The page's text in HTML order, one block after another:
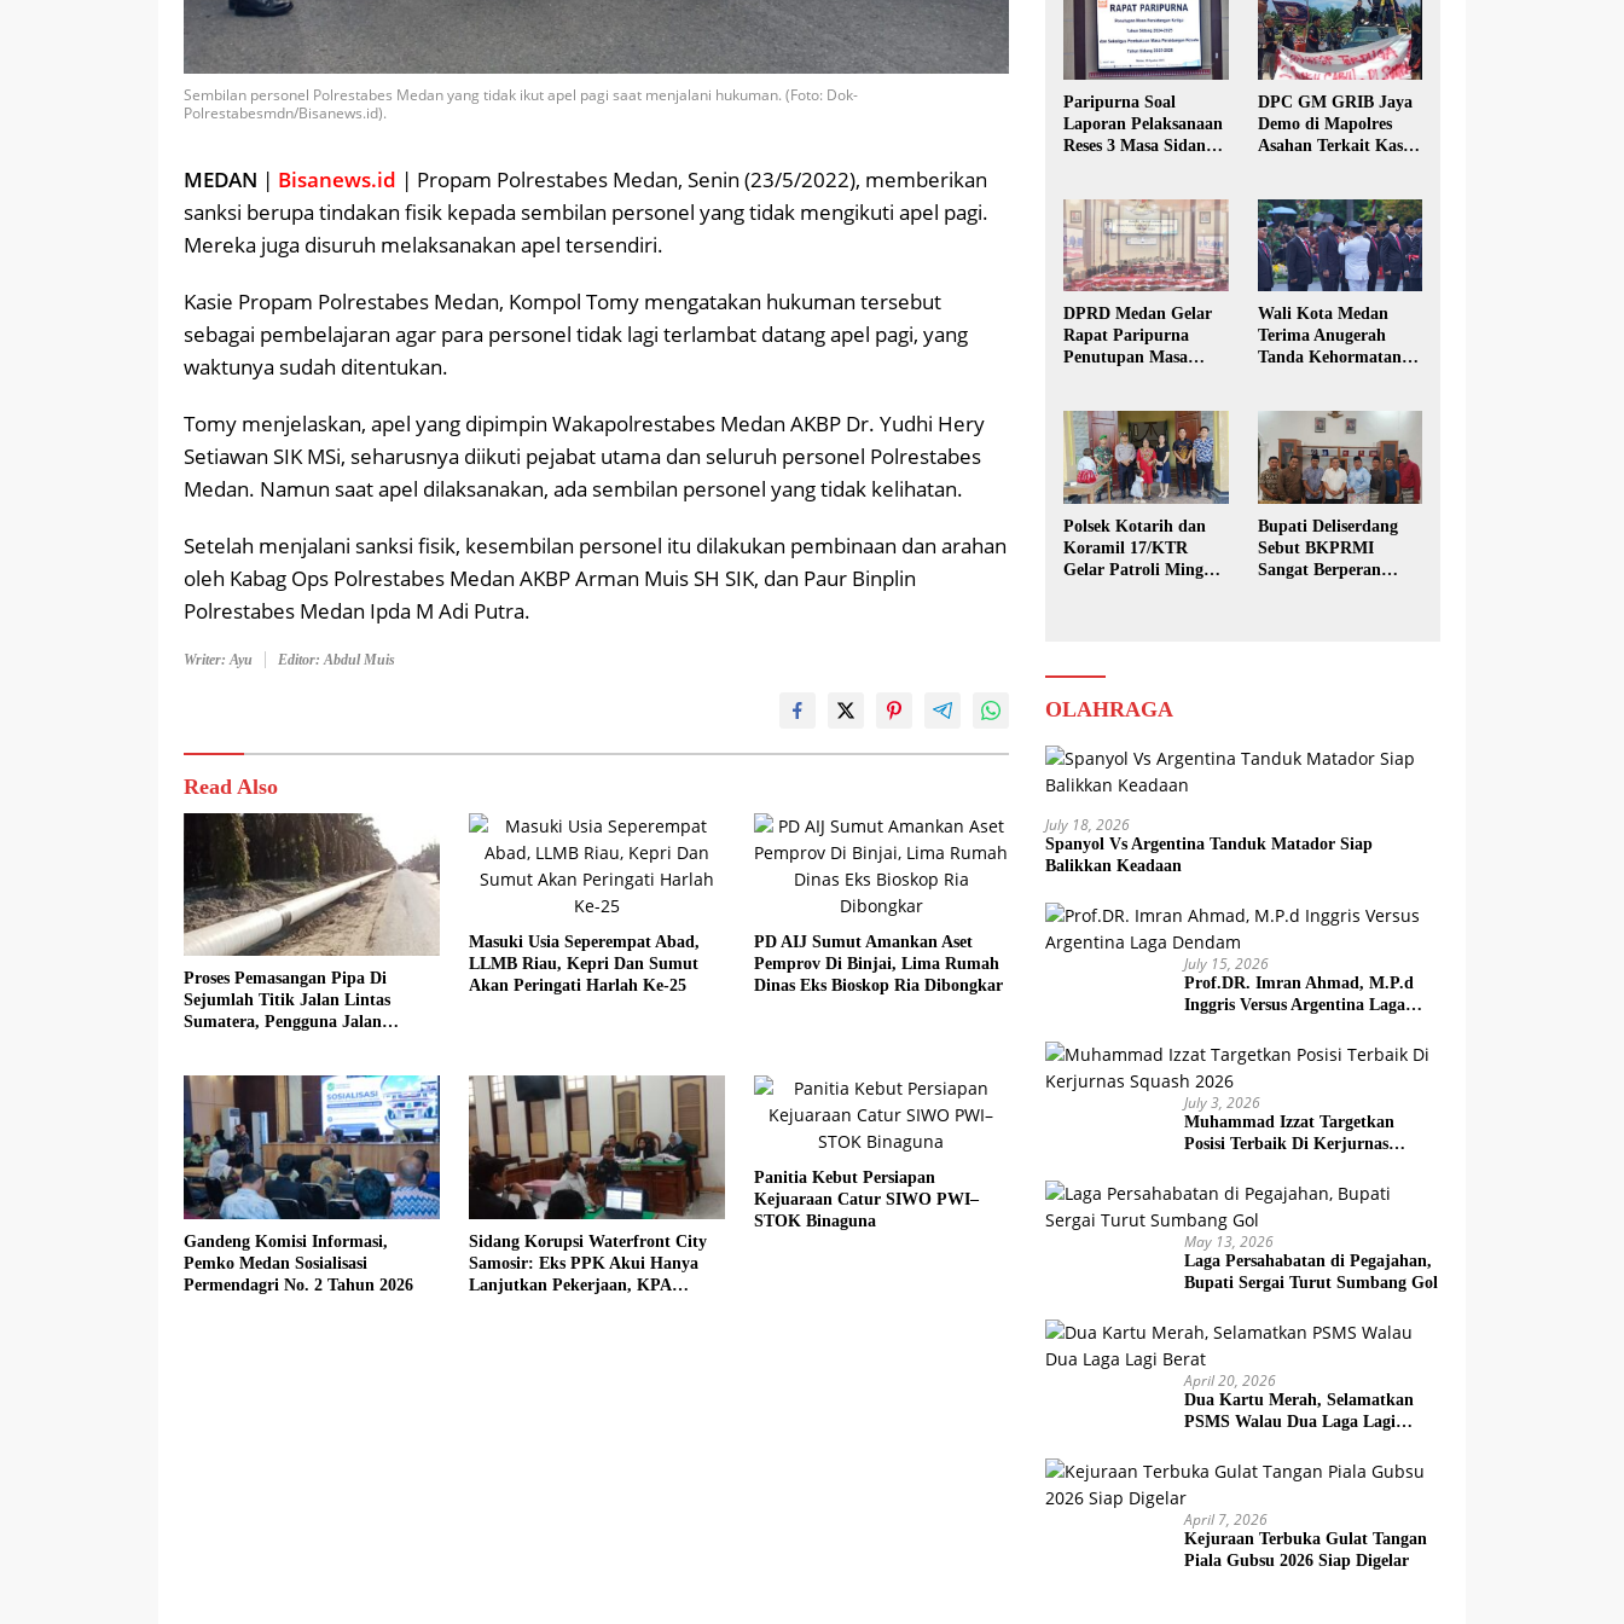
Sembilan personel Polrestabes Medan yang tidak ikut apel pagi saat menjalani hukuman. (Foto: Dok-
Polrestabesmdn/Bisanews.id).
MEDAN | Bisanews.id | Propam Polrestabes Medan, Senin (23/5/2022), memberikan
sanksi berupa tindakan fisik kepada sembilan personel yang tidak mengikuti apel pagi.
Mereka juga disuruh melaksanakan apel tersendiri.
Kasie Propam Polrestabes Medan, Kompol Tomy mengatakan hukuman tersebut
sebagai pembelajaran agar para personel tidak lagi terlambat datang apel pagi, yang
waktunya sudah ditentukan.
Tomy menjelaskan, apel yang dipimpin Wakapolrestabes Medan AKBP Dr. Yudhi Hery
Setiawan SIK MSi, seharusnya diikuti pejabat utama dan seluruh personel Polrestabes
Medan. Namun saat apel dilaksanakan, ada sembilan personel yang tidak kelihatan.
Setelah menjalani sanksi fisik, kesembilan personel itu dilakukan pembinaan dan arahan
oleh Kabag Ops Polrestabes Medan AKBP Arman Muis SH SIK, dan Paur Binplin
Polrestabes Medan Ipda M Adi Putra.
Writer: Ayu Editor: Abdul Muis
Read Also
Proses Pemasangan Pipa Di
Sejumlah Titik Jalan Lintas
Sumatera, Pengguna Jalan
Masuki Usia Seperempat Abad,
LLMB Riau, Kepri Dan Sumut
Akan Peringati Harlah Ke-25
PD AIJ Sumut Amankan Aset
Pemprov Di Binjai, Lima Rumah
Dinas Eks Bioskop Ria Dibongkar
Gandeng Komisi Informasi,
Pemko Medan Sosialisasi
Permendagri No. 2 Tahun 2026
Sidang Korupsi Waterfront City
Samosir: Eks PPK Akui Hanya
Lanjutkan Pekerjaan, KPA
Panitia Kebut Persiapan
Kejuaraan Catur SIWO PWI–
STOK Binaguna
Paripurna Soal
Laporan Pelaksanaan
Reses 3 Masa Sidang
DPC GM GRIB Jaya
Demo di Mapolres
Asahan Terkait Kasus
DPRD Medan Gelar
Rapat Paripurna
Penutupan Masa
Wali Kota Medan
Terima Anugerah
Tanda Kehormatan
Polsek Kotarih dan
Koramil 17/KTR
Gelar Patroli Minggu
Bupati Deliserdang
Sebut BKPRMI
Sangat Berperan
OLAHRAGA
July 18, 2026
Spanyol Vs Argentina Tanduk Matador Siap
Balikkan Keadaan
July 15, 2026
Prof.DR. Imran Ahmad, M.P.d
Inggris Versus Argentina Laga
July 3, 2026
Muhammad Izzat Targetkan
Posisi Terbaik Di Kerjurnas
May 13, 2026
Laga Persahabatan di Pegajahan,
Bupati Sergai Turut Sumbang Gol
April 20, 2026
Dua Kartu Merah, Selamatkan
PSMS Walau Dua Laga Lagi
April 7, 2026
Kejuraan Terbuka Gulat Tangan
Piala Gubsu 2026 Siap Digelar